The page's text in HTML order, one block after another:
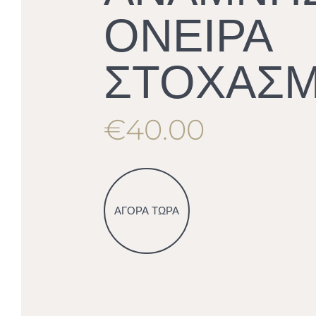
ΟΝΕΙΡΑ
€40.00
ΑΓΟΡΑ ΤΩΡΑ